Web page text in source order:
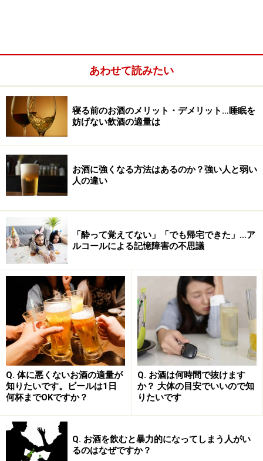
や仕事に不可欠な役割」で解説したように、一連の作業
をこなすために自分が行った作業結果を一時的に覚えて
おく記憶のしくみが、ワーキング・メモリーです。何ら
かの論理的思考や、複雑な作業を遂行するために必要な
情報を一時的に記憶するのに利用されます。
そして、このワーキング・メモリーを担っているのが、
大脳皮質の前頭前野です。
前頭前野は、私たち人間がとくに発達させた、もっとも
進化した脳の部分です。詳しくは「 クイズが得意なら
「賢い」のか？人間らしさと前頭前野のはたらき
覧ください。前頭前野はワーキング・メモリーだけでは
なく、思考力、判断力、集中力、理性、人格などにも関
あわせて読みたい
寝る前のお酒のメリット・デメリット…睡眠を
妨げない飲酒の適量は
お酒に強くなる方法はあるのか？強い人と弱い
人の違い
「酔って覚えてない」「でも帰宅できた」…ア
ルコールによる記憶障害の不思議
Q. 体に悪くないお酒の適量が
知りたいです。ビールは1日
何杯までOKですか？
Q. お酒は何時間で抜けます
か？ 大体の目安でいいので知
りたいです
Q. お酒を飲むと暴力的になってしまう人がい
るのはなぜですか？